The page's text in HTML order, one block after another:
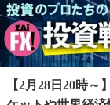
【2月28日20時